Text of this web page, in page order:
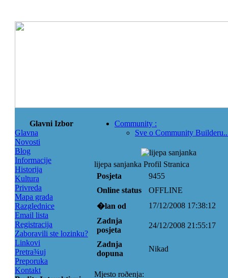
Glavni Izbor
Glavna
Novosti
Blog
Informacije
Historija
Kultura
Privreda
Mapa grada
Razglednice
Email lista
Registracija
Zaboravili ste lozinku?
Linkovi
Pretra¾uj
Preporuka
Kontakt
Community :
Sve o Community
lijepa sanjanka Profil Stranica
Posjeta
9455
Online status
OFFLINE
�lan od
17/12/2008 17:38:12
Zadnja
posjeta
24/12/2008 21:55:17
Zadnja
dopuna
Nikad
Mjesto roðenja: